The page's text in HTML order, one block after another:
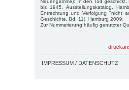
Neuengamme): In den Tod
bis 1945, Ausstellungskatalog,
Entrechtung und Verfolgung "nicht
Geschichte, Bd. 11), Hamburg 2009.
Zur Nummerierung häufig genutzter
IMPRESSUM / DATENSCHUTZ